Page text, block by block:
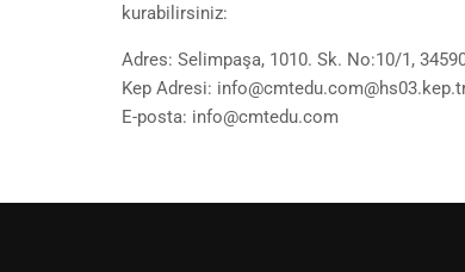
kurabilirsiniz:
Adres: Selimpaşa, 1010. Sk. No:10/1,
Kep Adresi:
E-posta: info@cmtedu.com